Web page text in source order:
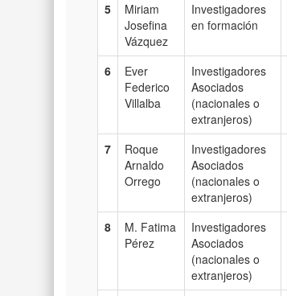
5
Miriam
Josefina
Vázquez
Investigadores
en formación
6
Ever
Federico
Villalba
Investigadores
Asociados
(nacionales o
extranjeros)
7
Roque
Arnaldo
Orrego
Investigadores
Asociados
(nacionales o
extranjeros)
8
M. Fatima
Pérez
Investigadores
Asociados
(nacionales o
extranjeros)